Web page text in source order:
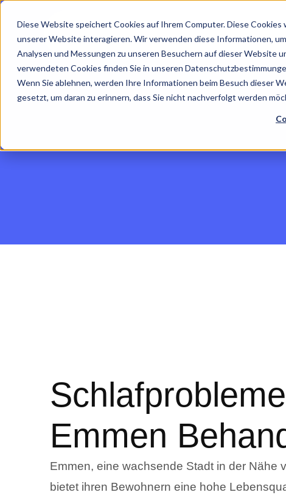
Diese Website speichert Cookies auf Ihrem Computer. Diese
unserer Website interagieren. Wir verwenden diese Informationen,
Analysen und Messungen zu unseren Besuchern auf dieser Website
verwendeten Cookies finden Sie in unseren
Wenn Sie ablehnen, werden Ihre Informationen beim Besuch dieser
gesetzt, um daran zu erinnern, dass Sie nicht nachverfolgt werden
Emmen
Emmen, eine wachsende Stadt in der Nähe
bietet ihren Bewohnern eine hohe